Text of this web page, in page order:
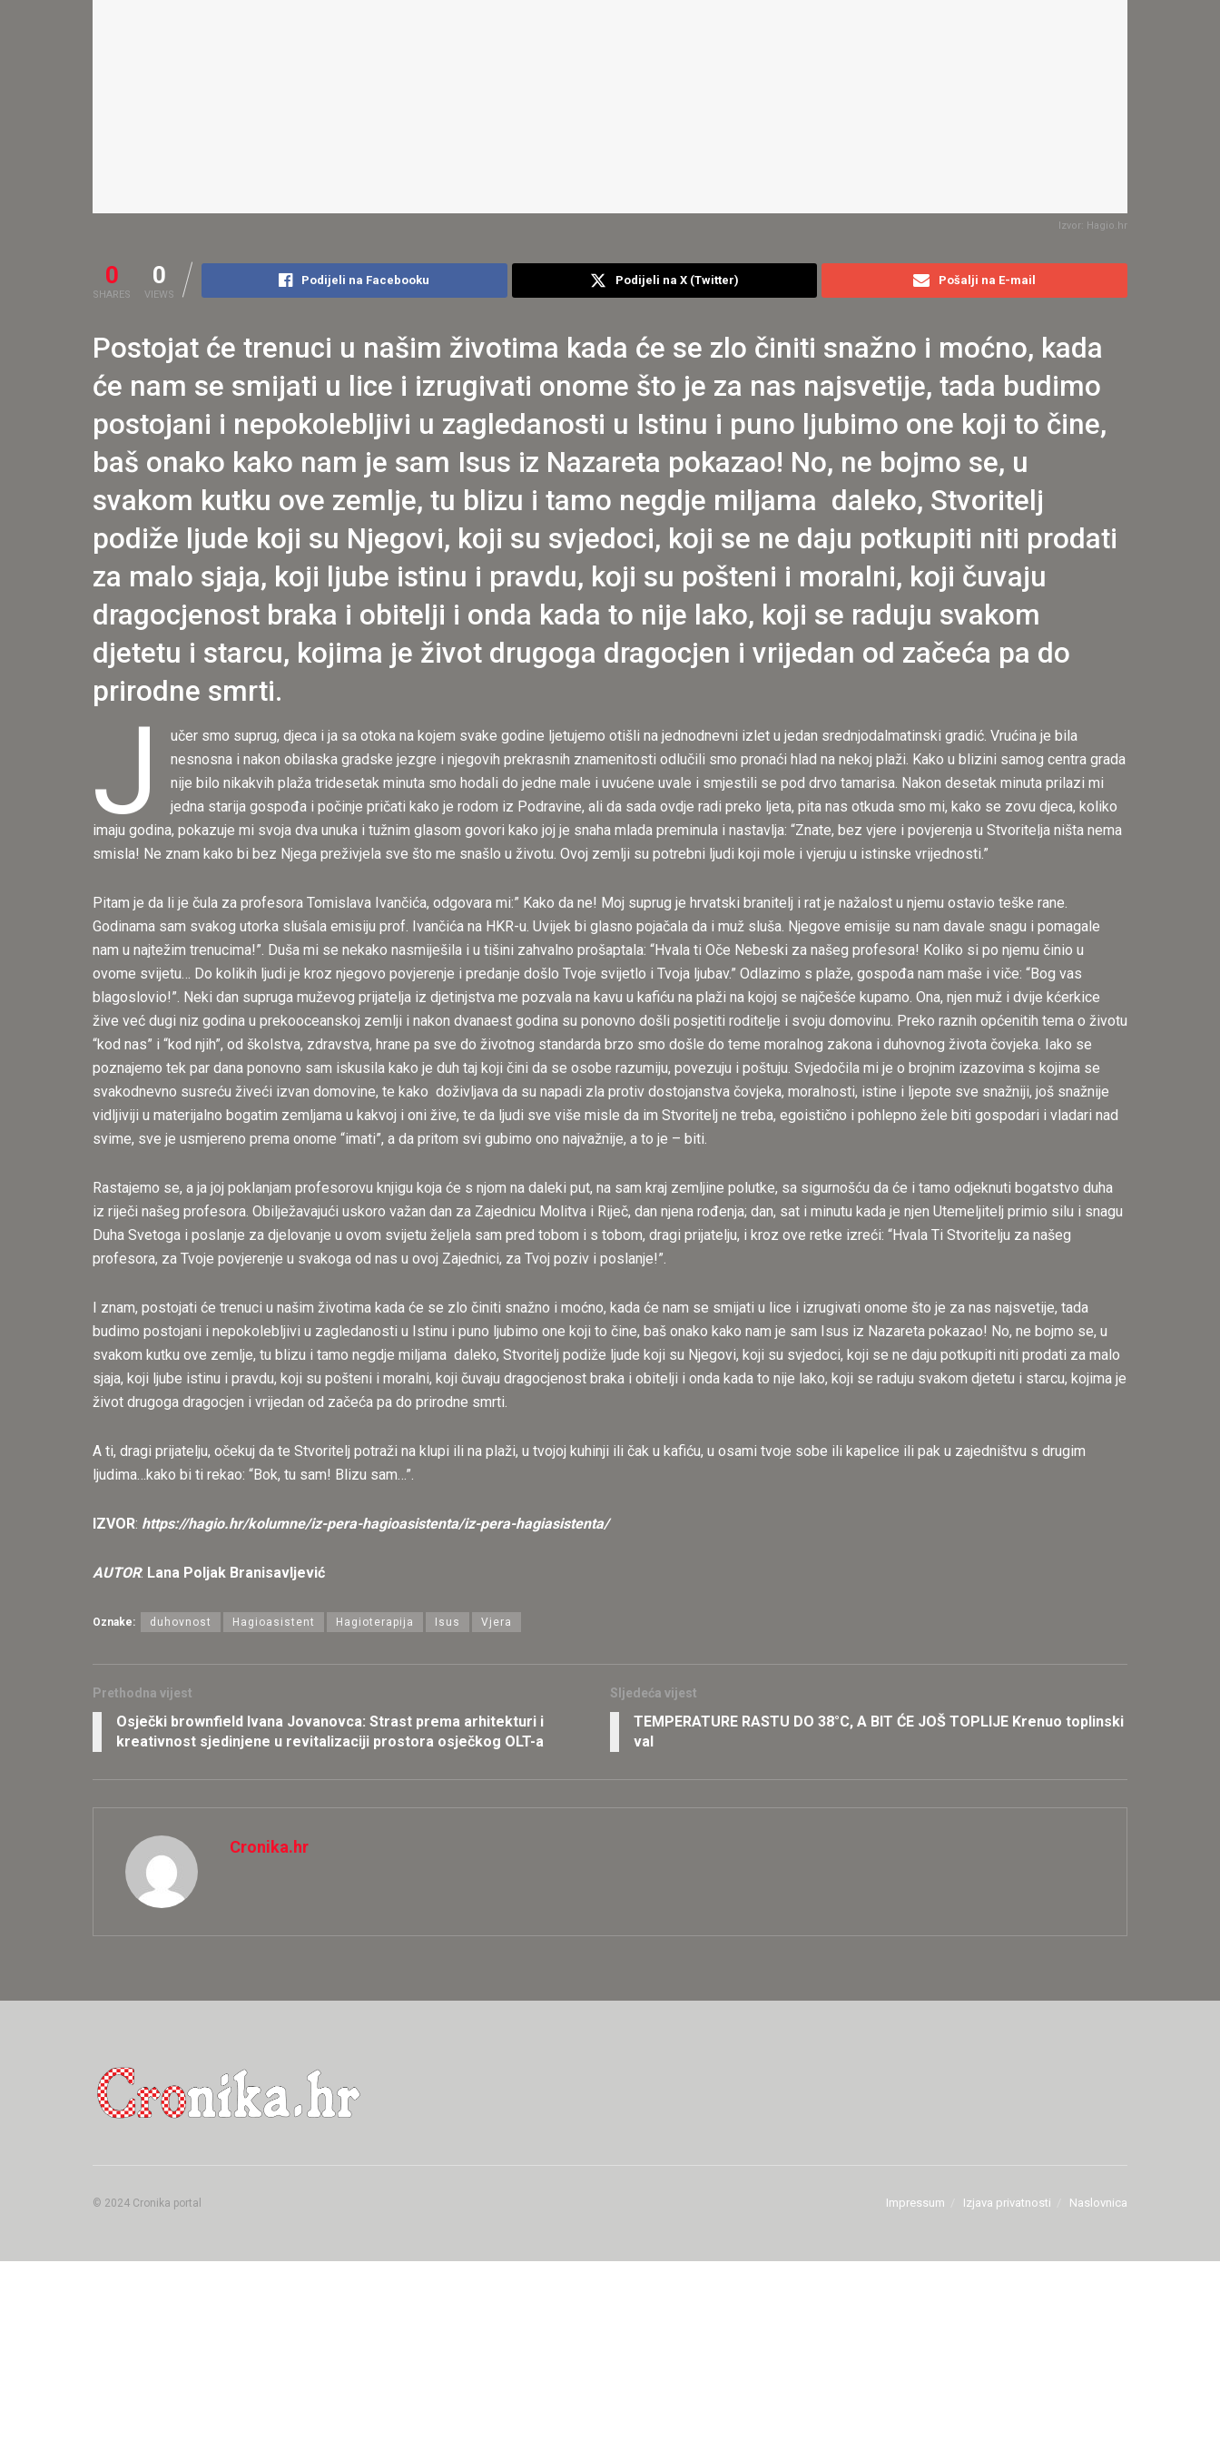
Izvor: Hagio.hr
0
SHARES
0
VIEWS
Podijeli na Facebooku Podijeli na X (Twitter) Pošalji na E-mail
Postojat će trenuci u našim životima kada će se zlo činiti snažno i moćno, kada
će nam se smijati u lice i izrugivati onome što je za nas najsvetije, tada budimo
postojani i nepokolebljivi u zagledanosti u Istinu i puno ljubimo one koji to čine,
baš onako kako nam je sam Isus iz Nazareta pokazao! No, ne bojmo se, u
svakom kutku ove zemlje, tu blizu i tamo negdje miljama daleko, Stvoritelj
podiže ljude koji su Njegovi, koji su svjedoci, koji se ne daju potkupiti niti prodati
za malo sjaja, koji ljube istinu i pravdu, koji su pošteni i moralni, koji čuvaju
dragocjenost braka i obitelji i onda kada to nije lako, koji se raduju svakom
djetetu i starcu, kojima je život drugoga dragocjen i vrijedan od začeća pa do
prirodne smrti.
J
učer smo suprug, djeca i ja sa otoka na kojem svake godine ljetujemo otišli na jednodnevni izlet u jedan srednjodalmatinski gradić. Vrućina je bila
nesnosna i nakon obilaska gradske jezgre i njegovih prekrasnih znamenitosti odlučili smo pronaći hlad na nekoj plaži. Kako u blizini samog centra grada
nije bilo nikakvih plaža tridesetak minuta smo hodali do jedne male i uvućene uvale i smjestili se pod drvo tamarisa. Nakon desetak minuta prilazi mi
jedna starija gospođa i počinje pričati kako je rodom iz Podravine, ali da sada ovdje radi preko ljeta, pita nas otkuda smo mi, kako se zovu djeca, koliko
imaju godina, pokazuje mi svoja dva unuka i tužnim glasom govori kako joj je snaha mlada preminula i nastavlja: “Znate, bez vjere i povjerenja u Stvoritelja ništa nema
smisla! Ne znam kako bi bez Njega preživjela sve što me snašlo u životu. Ovoj zemlji su potrebni ljudi koji mole i vjeruju u istinske vrijednosti.”
Pitam je da li je čula za profesora Tomislava Ivančića, odgovara mi:” Kako da ne! Moj suprug je hrvatski branitelj i rat je nažalost u njemu ostavio teške rane.
Godinama sam svakog utorka slušala emisiju prof. Ivančića na HKR-u. Uvijek bi glasno pojačala da i muž sluša. Njegove emisije su nam davale snagu i pomagale
nam u najtežim trenucima!”. Duša mi se nekako nasmiješila i u tišini zahvalno prošaptala: “Hvala ti Oče Nebeski za našeg profesora! Koliko si po njemu činio u
ovome svijetu… Do kolikih ljudi je kroz njegovo povjerenje i predanje došlo Tvoje svijetlo i Tvoja ljubav.” Odlazimo s plaže, gospođa nam maše i viče: “Bog vas
blagoslovio!”. Neki dan supruga muževog prijatelja iz djetinjstva me pozvala na kavu u kafiću na plaži na kojoj se najčešće kupamo. Ona, njen muž i dvije kćerkice
žive već dugi niz godina u prekooceanskoj zemlji i nakon dvanaest godina su ponovno došli posjetiti roditelje i svoju domovinu. Preko raznih općenitih tema o životu
“kod nas” i “kod njih”, od školstva, zdravstva, hrane pa sve do životnog standarda brzo smo došle do teme moralnog zakona i duhovnog života čovjeka. Iako se
poznajemo tek par dana ponovno sam iskusila kako je duh taj koji čini da se osobe razumiju, povezuju i poštuju. Svjedočila mi je o brojnim izazovima s kojima se
svakodnevno susreću živeći izvan domovine, te kako doživljava da su napadi zla protiv dostojanstva čovjeka, moralnosti, istine i ljepote sve snažniji, još snažnije
vidljiviji u materijalno bogatim zemljama u kakvoj i oni žive, te da ljudi sve više misle da im Stvoritelj ne treba, egoistično i pohlepno žele biti gospodari i vladari nad
svime, sve je usmjereno prema onome “imati”, a da pritom svi gubimo ono najvažnije, a to je – biti.
Rastajemo se, a ja joj poklanjam profesorovu knjigu koja će s njom na daleki put, na sam kraj zemljine polutke, sa sigurnošću da će i tamo odjeknuti bogatstvo duha
iz riječi našeg profesora. Obilježavajući uskoro važan dan za Zajednicu Molitva i Riječ, dan njena rođenja; dan, sat i minutu kada je njen Utemeljitelj primio silu i snagu
Duha Svetoga i poslanje za djelovanje u ovom svijetu željela sam pred tobom i s tobom, dragi prijatelju, i kroz ove retke izreći: “Hvala Ti Stvoritelju za našeg
profesora, za Tvoje povjerenje u svakoga od nas u ovoj Zajednici, za Tvoj poziv i poslanje!”.
I znam, postojati će trenuci u našim životima kada će se zlo činiti snažno i moćno, kada će nam se smijati u lice i izrugivati onome što je za nas najsvetije, tada
budimo postojani i nepokolebljivi u zagledanosti u Istinu i puno ljubimo one koji to čine, baš onako kako nam je sam Isus iz Nazareta pokazao! No, ne bojmo se, u
svakom kutku ove zemlje, tu blizu i tamo negdje miljama daleko, Stvoritelj podiže ljude koji su Njegovi, koji su svjedoci, koji se ne daju potkupiti niti prodati za malo
sjaja, koji ljube istinu i pravdu, koji su pošteni i moralni, koji čuvaju dragocjenost braka i obitelji i onda kada to nije lako, koji se raduju svakom djetetu i starcu, kojima je
život drugoga dragocjen i vrijedan od začeća pa do prirodne smrti.
A ti, dragi prijatelju, očekuj da te Stvoritelj potraži na klupi ili na plaži, u tvojoj kuhinji ili čak u kafiću, u osami tvoje sobe ili kapelice ili pak u zajedništvu s drugim
ljudima…kako bi ti rekao: “Bok, tu sam! Blizu sam…”.
IZVOR: https://hagio.hr/kolumne/iz-pera-hagioasistenta/iz-pera-hagiasistenta/
AUTOR: Lana Poljak Branisavljević
Oznake: duhovnost Hagioasistent Hagioterapija Isus Vjera
Prethodna vijest
Osječki brownfield Ivana Jovanovca: Strast prema arhitekturi i
kreativnost sjedinjene u revitalizaciji prostora osječkog OLT-a
Sljedeća vijest
TEMPERATURE RASTU DO 38°C, A BIT ĆE JOŠ TOPLIJE Krenuo toplinski
val
Cronika.hr
Impressum Izjava privatnosti Naslovnica
© 2024 Cronika portal